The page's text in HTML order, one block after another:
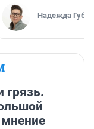
Надежда
грязь.